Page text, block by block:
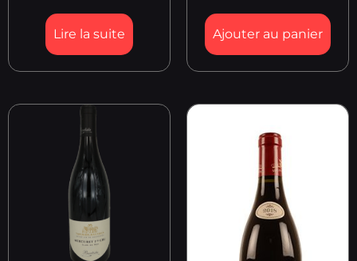
Lire la suite Ajouter au panier